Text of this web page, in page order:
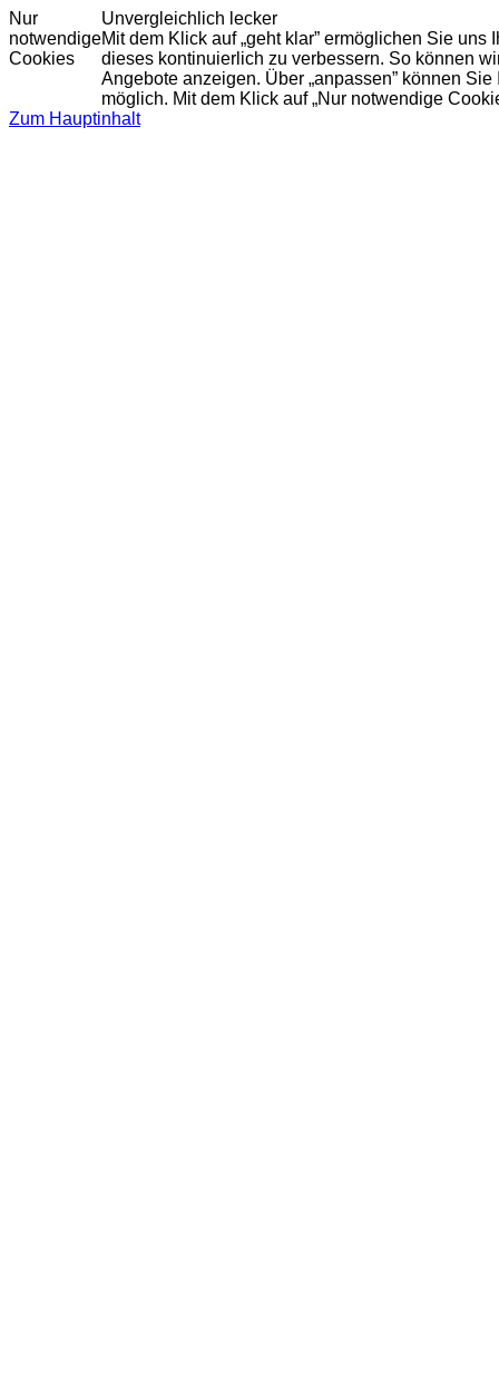
Nur
notwendige
Cookies
Unvergleichlich lecker
Mit dem Klick auf „geht klar” ermöglichen Sie
dieses kontinuierlich zu verbessern. So können
Angebote anzeigen. Über „anpassen” können
möglich. Mit dem Klick auf „Nur notwendige
Zum Hauptinhalt